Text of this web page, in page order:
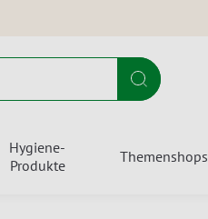
Suche
Hygiene-
Produkte
Themenshops